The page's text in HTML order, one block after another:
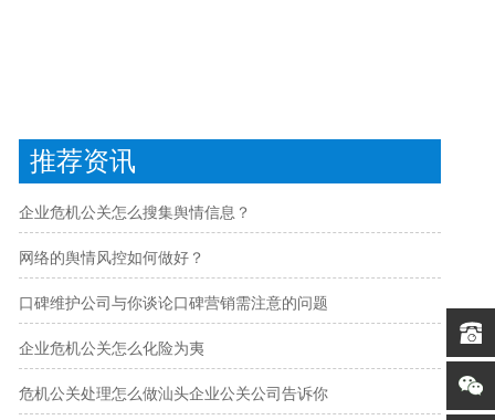
推荐资讯
企业危机公关怎么搜集舆情信息？
网络的舆情风控如何做好？
口碑维护公司与你谈论口碑营销需注意的问题
企业危机公关怎么化险为夷
危机公关处理怎么做汕头企业公关公司告诉你